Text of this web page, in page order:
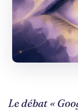
Le débat «